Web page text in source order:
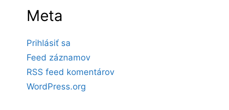
Meta
Prihlásiť sa
Feed záznamov
RSS feed komentárov
WordPress.org